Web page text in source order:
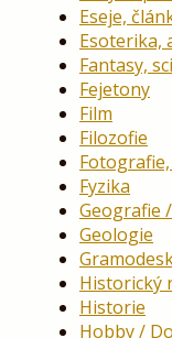
Eseje,
Esoterika,
Fantasy,
Fejetony
Film
Filozofie
Fyzika
Geografie
Geologie
Historický
Historie
Hobby /